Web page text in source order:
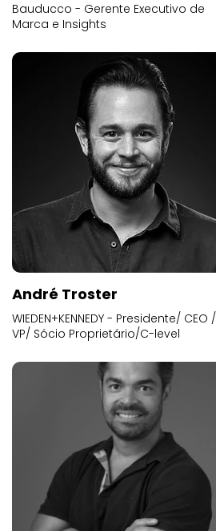
Bauducco - Gerente Executivo de
Marca e Insights
André Troster
WIEDEN+KENNEDY - Presidente/ CEO /
VP/ Sócio Proprietário/C-level